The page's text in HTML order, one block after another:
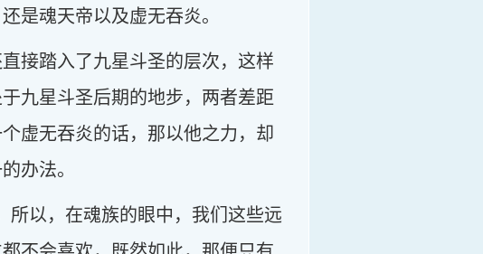
是魂天帝以及虚无吞炎。
接踏入了九星斗圣的层次，这样
九星斗圣后期的地步，两者差距
虚无吞炎的话，那以他之力，却
办法。
所以，在魂族的眼中，我们这些远